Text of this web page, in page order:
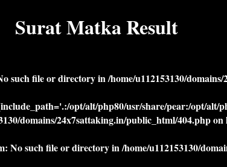
Surat Matka Result
such file or directory in/home/u112153130/
opt/alt/php80/usr/share/pear:/opt/alt/
domains/24x7sattaking.in/public_html/404.phpon
No such file or directory in/home/u112153130/